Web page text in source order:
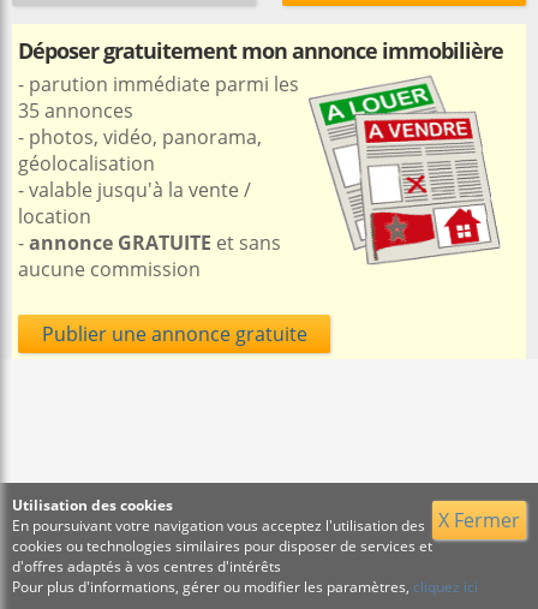
Déposer gratuitement mon annonce immobilière
- parution immédiate parmi les
35 annonces
- photos, vidéo, panorama,
géolocalisation
- valable jusqu'à la vente /
location
-annonce GRATUITE et sans
aucune commission
Publier une annonce gratuite
X Fermer
Utilisation des cookies
En poursuivant votre navigation vous acceptez l'utilisation des
cookies ou technologies similaires pour disposer de services et
d'offres adaptés à vos centres d'intérêts
Pour plus d'informations, gérer ou modifier les paramètres, cliquez ici